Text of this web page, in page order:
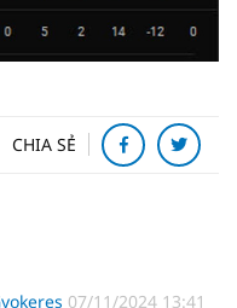
CHIA SẺ
07/11/2024 13:41